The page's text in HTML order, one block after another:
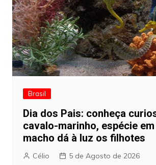
Brasil
Dia dos Pais: conheça
cavalo-marinho, espécie
macho dá à luz os filhotes
Célio 5 de Agosto de 2026